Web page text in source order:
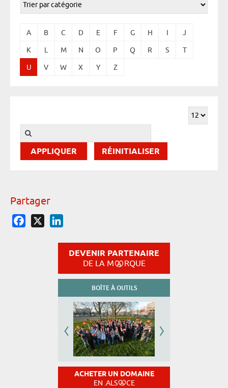
A B C D E F G H I J
K L M N O P Q R S T
U V W X Y Z
RÉINITIALISER
Partager
Facebook
DEVENIR PARTENAIRE
DE LA M RQUE
BOÎTE À OUTILS
ACHETER UN DOMAINE
EN .ALS CE